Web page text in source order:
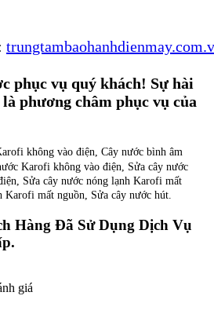
phục vụ quý khách! Sự hài
phương châm phục vụ của
không vào điện, Cây nước bình âm
Karofi không vào điện, Sửa cây nước
Sửa cây nước nóng lạnh Karofi mất
Karofi mất nguồn, Sửa cây nước hút.
Hàng Đã Sử Dụng Dịch Vụ
giá